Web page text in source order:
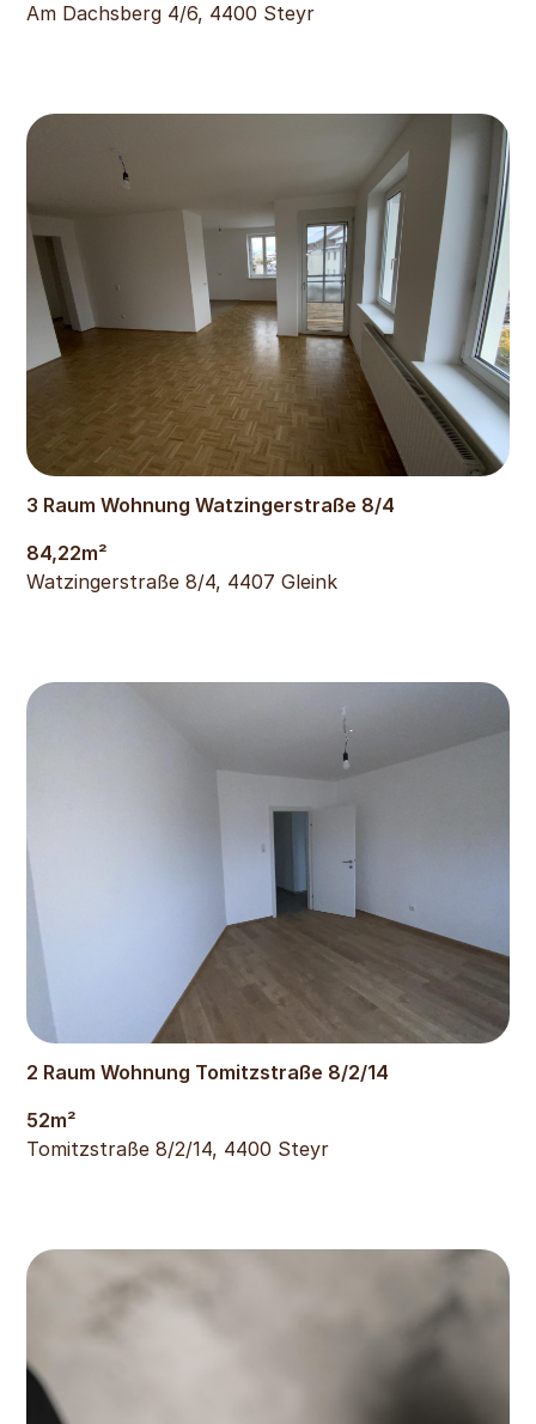
Am Dachsberg 4/6, 4400 Steyr
938€
3 Raum Wohnung Watzingerstraße 8/4
84,22m²
Watzingerstraße 8/4, 4407 Gleink
414€
2 Raum Wohnung Tomitzstraße 8/2/14
52m²
Tomitzstraße 8/2/14, 4400 Steyr